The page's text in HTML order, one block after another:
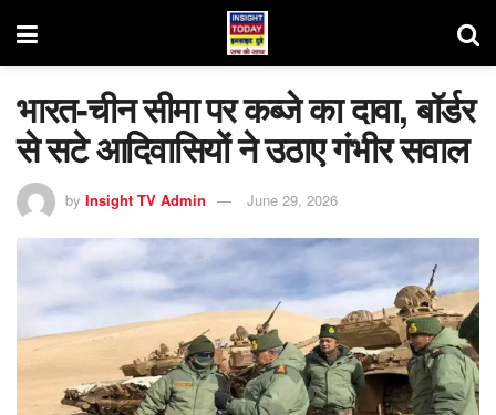
भारत-चीन सीमा पर कब्जे का दावा, बॉर्डर
से सटे आदिवासियों ने उठाए गंभीर सवाल
by Insight TV Admin June 29, 2026